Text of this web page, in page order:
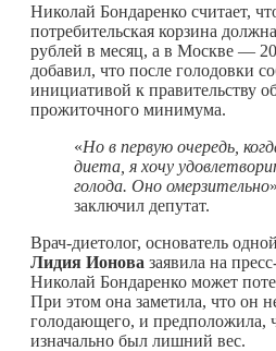
Николай Бондаренко считает,
потребительская корзина
рублей в месяц, а в Москве —
добавил, что после голодовки
инициативой к правительству
прожиточного минимума.
«Но в первую очередь,
диета, я хочу
голода. Оно омерзительно
заключил депутат.
Врач-диетолог, основатель
Лидия Ионова заявила на
Николай Бондаренко может
При этом она заметила, что он
голодающего, и предположила,
изначально был лишний вес.